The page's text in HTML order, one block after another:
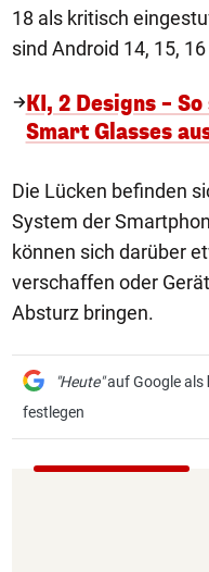
18 als kritisch
sind Android 14, 15,
KI, 2 Designs –
Smart Glasses
Die Lücken befinden
System der
können sich darüber
verschaffen oder
Absturz bringen.
"Heute"auf Google als
festlegen